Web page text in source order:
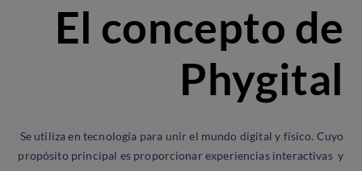
El concepto de
Phygital
Se utiliza en tecnología para unir el mundo digital y físico. Cuyo
propósito principal es proporcionar experiencias interactivas y